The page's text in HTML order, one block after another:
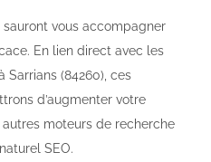
vous accompagner
En lien direct avec les
Sarrians (84260), ces
d’augmenter votre
moteurs de recherche
SEO.